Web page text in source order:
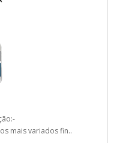
mais variados fin..